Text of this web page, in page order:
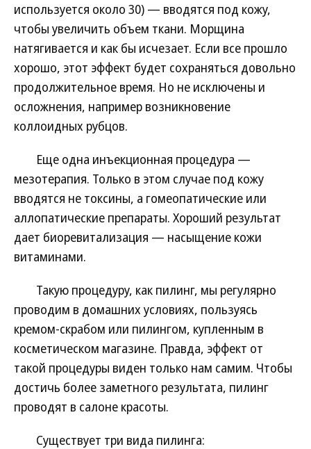
используется около 30) — вводятся под кожу,
чтобы увеличить объем ткани. Морщина
натягивается и как бы исчезает. Если все прошло
хорошо, этот эффект будет сохраняться довольно
продолжительное время. Но не исключены и
осложнения, например возникновение
коллоидных рубцов.
Еще одна инъекционная процедура —
мезотерапия. Только в этом случае под кожу
вводятся не токсины, а гомеопатические или
аллопатические препараты. Хороший результат
дает биоревитализация — насыщение кожи
витаминами.
Такую процедуру, как пилинг, мы регулярно
проводим в домашних условиях, пользуясь
кремом-скрабом или пилингом, купленным в
косметическом магазине. Правда, эффект от
такой процедуры виден только нам самим. Чтобы
достичь более заметного результата, пилинг
проводят в салоне красоты.
Существует три вида пилинга: